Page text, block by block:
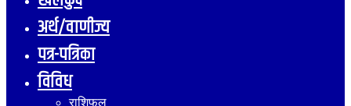
अर्थ/वाणीज्य
पत्र-पत्रिका
विविध
राशिफल